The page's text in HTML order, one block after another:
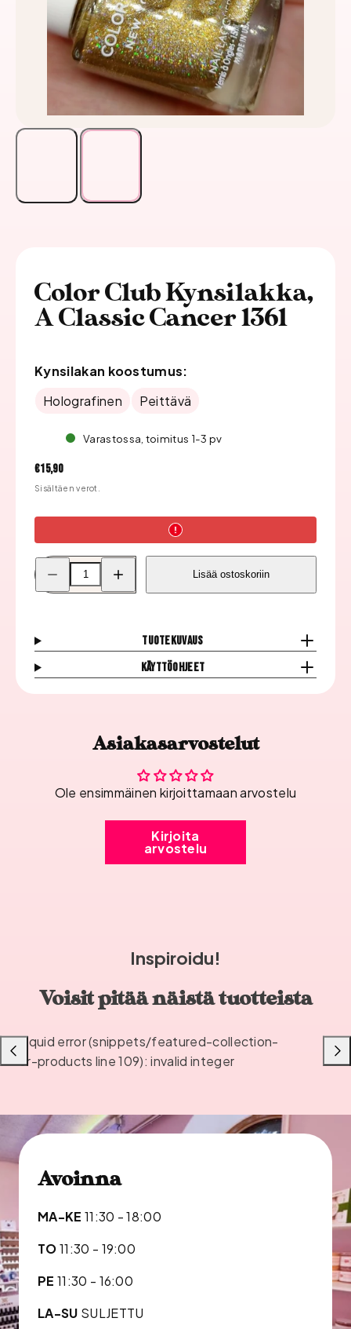
Color Club Kynsilakka,
A Classic Cancer 1361
Kynsilakan koostumus:
Holografinen
Peittävä
Varastossa, toimitus 1-3 pv
Hinta
€15,90
Sisältäen verot.
Pienennä
Color
Color
Lisää ostoskoriin
Tuotekuvaus
Käyttöohjeet
Asiakasarvostelut
Ole ensimmäinen kirjoittamaan arvostelu
Kirjoita
arvostelu
Inspiroidu!
Voisit pitää näistä tuotteista
Liquid error (snippets/featured-collection-
or-products line 109): invalid integer
Liu'uta
vasemmalle
Avoinna
MA-KE 11:30 - 18:00
TO11:30 - 19:00
PE 11:30 - 16:00
LA-SU SULJETTU